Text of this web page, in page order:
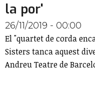
la por'
26/11/2019 - 00:00
El "quartet de corda
Sisters tanca aquest
Andreu Teatre de